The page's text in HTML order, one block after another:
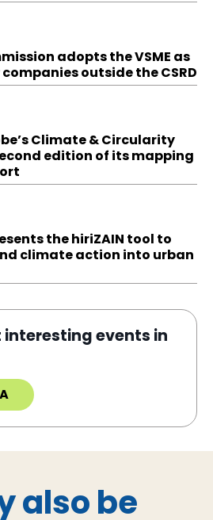
adopts the VSME as
outside the CSRD
Climate & Circularity
edition of its mapping
the hiriZAIN tool to
climate action into urban
interesting events in
also be